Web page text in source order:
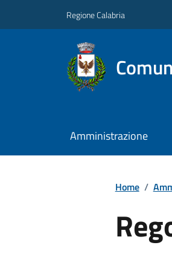
Regione Calabria
Amministrazione
Home /